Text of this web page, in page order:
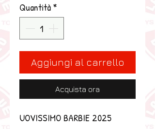
Quantità*
Aggiungi al carrello
Acquista ora
UOVISSIMO BARBIE 2025